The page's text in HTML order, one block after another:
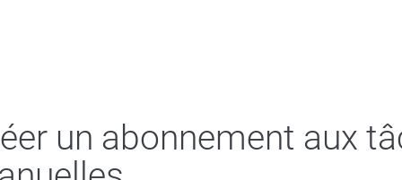
un abonnement aux